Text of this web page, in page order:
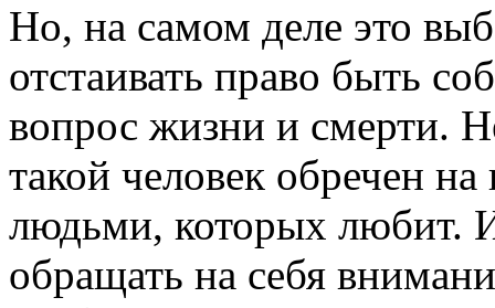
Но, на самом деле это
отстаивать право быть
вопрос жизни и смерти.
такой человек обречен
людьми, которых любит.
обращать на себя